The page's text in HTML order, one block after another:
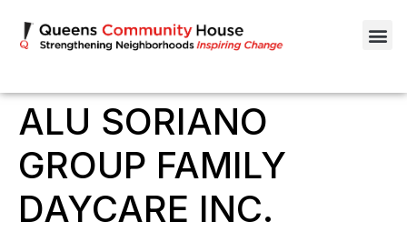
ALU SORIANO
GROUP FAMILY
DAYCARE INC.